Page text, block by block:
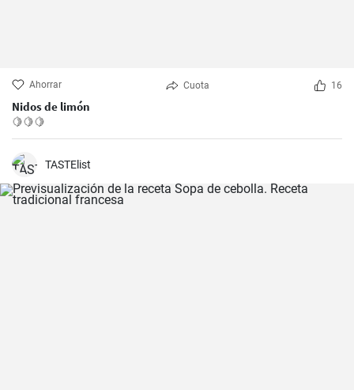
Ahorrar Cuota 16
Nidos de limón
🍋🍋🍋
TASTElist